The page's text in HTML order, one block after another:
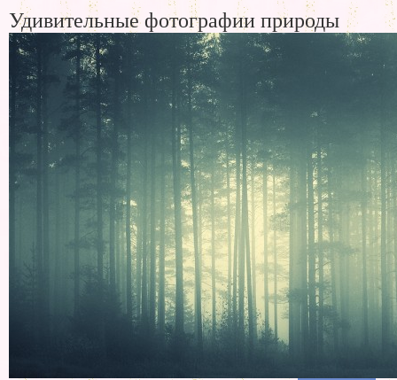
Удивительные фотографии природы